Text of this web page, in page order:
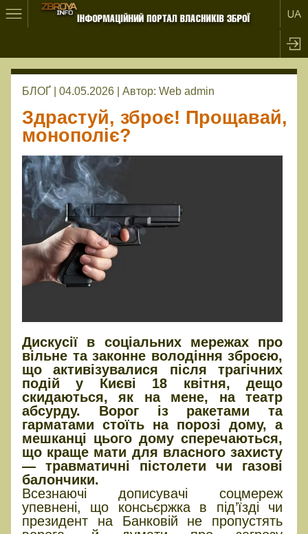
БЛОҐ | 04.05.2026 | Автор: Web admin
Здрастуй, зброє! Прощавай,
монополіє?
Дискусії в соціальних мережах про
вільне та законне володіння зброєю,
що активізувалися після трагічних
подій у Києві 18 квітня, дещо
скидаються, як на мене, на театр
абсурду. Ворог із ракетами та
гарматами стоїть на порозі дому, а
мешканці цього дому сперечаються,
що краще мати для власного захисту
— травматичні пістолети чи газові
балончики.
Всезнаючі дописувачі соцмереж
упевнені, що консьєржка в під’їзді чи
президент на Банковій не пропустять